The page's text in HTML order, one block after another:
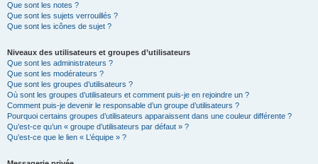
Que sont les notes ?
Que sont les sujets verrouillés ?
Que sont les icônes de sujet ?
Niveaux des utilisateurs et groupes d’utilisateurs
Que sont les administrateurs ?
Que sont les modérateurs ?
Que sont les groupes d’utilisateurs ?
Où sont les groupes d’utilisateurs et comment puis-je en rejoindre un ?
Comment puis-je devenir le responsable d’un groupe d’utilisateurs ?
Pourquoi certains groupes d’utilisateurs apparaissent dans une couleur différente ?
Qu’est-ce qu’un « groupe d’utilisateurs par défaut » ?
Qu’est-ce que le lien « L’équipe » ?